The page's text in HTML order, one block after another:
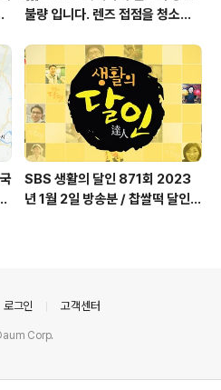
불량 입니다. 렌즈 접점을 청소하
SBS 생활의 달인 871회 2023
년 1월 2일 방송분 / 찹쌀떡 달인,
로그인 고객센터
Corp.